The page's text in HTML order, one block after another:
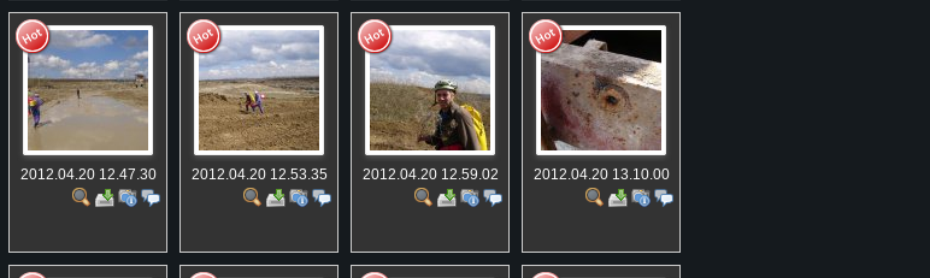
2012.04.20 12.47.30 2012.04.20 12.53.35 2012.04.20 12.59.02 2012.04.20 13.10.00